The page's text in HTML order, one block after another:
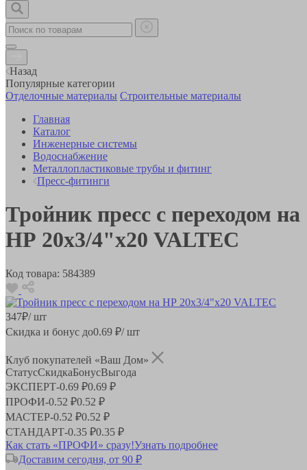
Назад
Популярные категории
Отделочные материалы Строительные материалы
Главная
Каталог
Инженерные системы
Водоснабжение
Металлопластиковые трубы и фитинг
Пресс-фитинги
Тройник пресс с переходом на
НР 20х3/4"х20 VALTEC
Код товара: 584389
347₽/ шт
Скидка и бонус до0.69 ₽/ шт
Клуб покупателей «Ваш Дом»
СтатусСкидкаБонусВыгода
ЭКСПЕРТ-0.69 ₽0.69 ₽
ПРОФИ-0.52 ₽0.52 ₽
МАСТЕР-0.52 ₽0.52 ₽
СТАНДАРТ-0.35 ₽0.35 ₽
Как стать «ПРОФИ» сразу!Узнать подробнее
Доставим сегодня, от 90 ₽